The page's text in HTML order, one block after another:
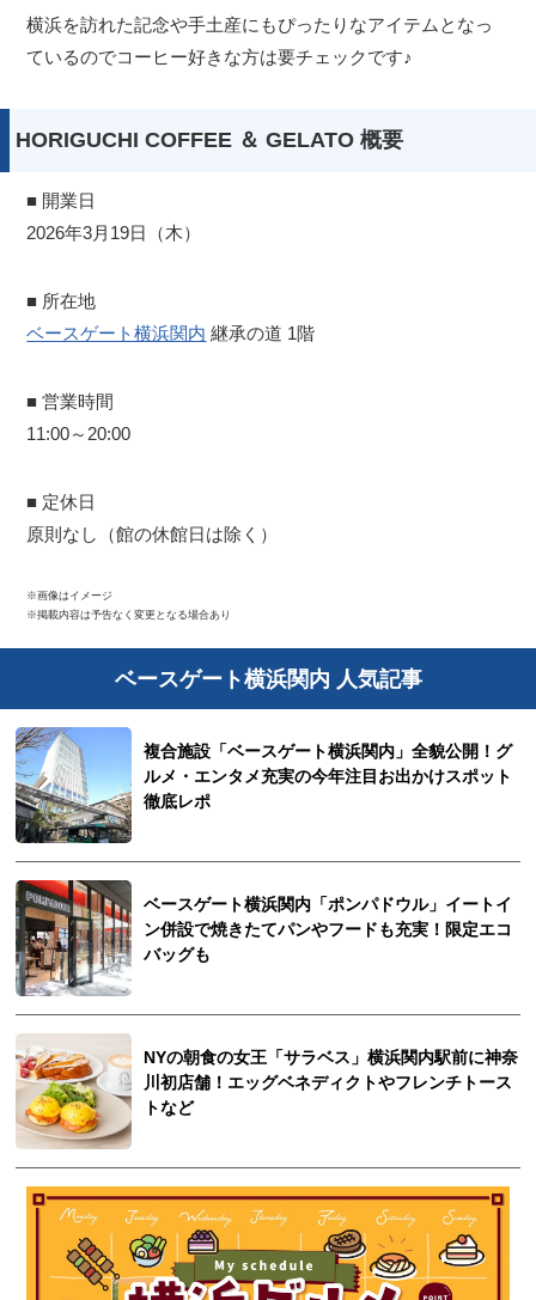
横浜を訪れた記念や手土産にもぴったりなアイテムとなっ
ているのでコーヒー好きな方は要チェックです♪
HORIGUCHI COFFEE ＆ GELATO 概要
■ 開業日
2026年3月19日（木）
■ 所在地
ベースゲート横浜関内 継承の道 1階
■ 営業時間
11:00～20:00
■ 定休日
原則なし（館の休館日は除く）
※画像はイメージ
※掲載内容は予告なく変更となる場合あり
ベースゲート横浜関内 人気記事
複合施設「ベースゲート横浜関内」全貌公開！グ
ルメ・エンタメ充実の今年注目お出かけスポット
徹底レポ
ベースゲート横浜関内「ポンパドウル」イートイ
ン併設で焼きたてパンやフードも充実！限定エコ
バッグも
NYの朝食の女王「サラベス」横浜関内駅前に神奈
川初店舗！エッグベネディクトやフレンチトース
トなど